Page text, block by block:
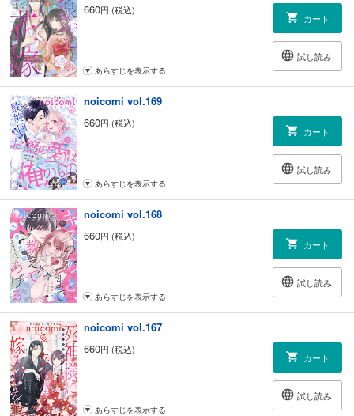
660円 (税込)
カート
試し読み
あらすじを表示する
noicomi vol.169
660円 (税込)
カート
試し読み
あらすじを表示する
noicomi vol.168
660円 (税込)
カート
試し読み
あらすじを表示する
noicomi vol.167
660円 (税込)
カート
試し読み
あらすじを表示する